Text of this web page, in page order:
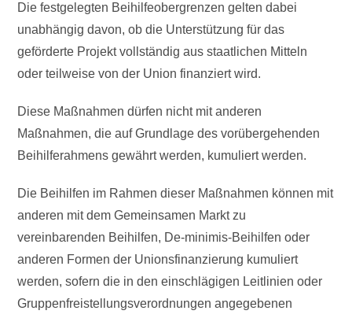
Die festgelegten Beihilfeobergrenzen gelten dabei
unabhängig davon, ob die Unterstützung für das
geförderte Projekt vollständig aus staatlichen Mitteln
oder teilweise von der Union finanziert wird.
Diese Maßnahmen dürfen nicht mit anderen
Maßnahmen, die auf Grundlage des vorübergehenden
Beihilferahmens gewährt werden, kumuliert werden.
Die Beihilfen im Rahmen dieser Maßnahmen können mit
anderen mit dem Gemeinsamen Markt zu
vereinbarenden Beihilfen, De-minimis-Beihilfen oder
anderen Formen der Unionsfinanzierung kumuliert
werden, sofern die in den einschlägigen Leitlinien oder
Gruppenfreistellungsverordnungen angegebenen